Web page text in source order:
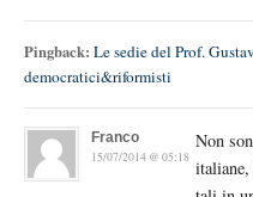
Pingback: Le sedie del Prof.
democratici&riformisti
Franco
15/07/2014 @ 05:18
Non
italiane,